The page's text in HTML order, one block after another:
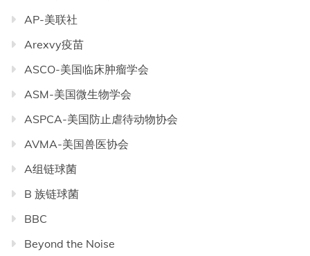
AP-美联社
Arexvy疫苗
ASCO-美国临床肿瘤学会
ASM-美国微生物学会
ASPCA-美国防止虐待动物协会
AVMA-美国兽医协会
A组链球菌
B 族链球菌
BBC
Beyond the Noise